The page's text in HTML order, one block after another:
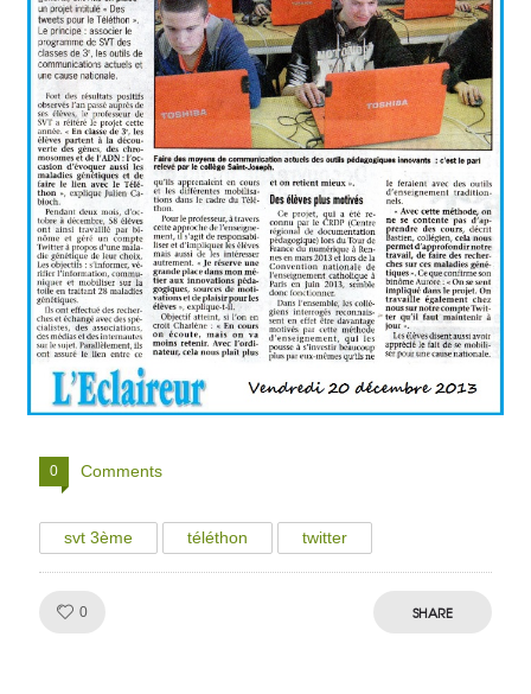
0 Comments
svt 3ème téléthon twitter
0 SHARE